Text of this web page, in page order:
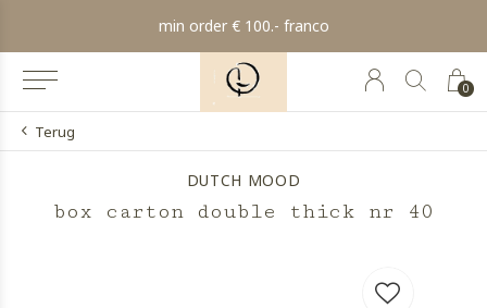
0
min order € 100.- franco
Terug
DUTCH MOOD
box carton double thick nr 40